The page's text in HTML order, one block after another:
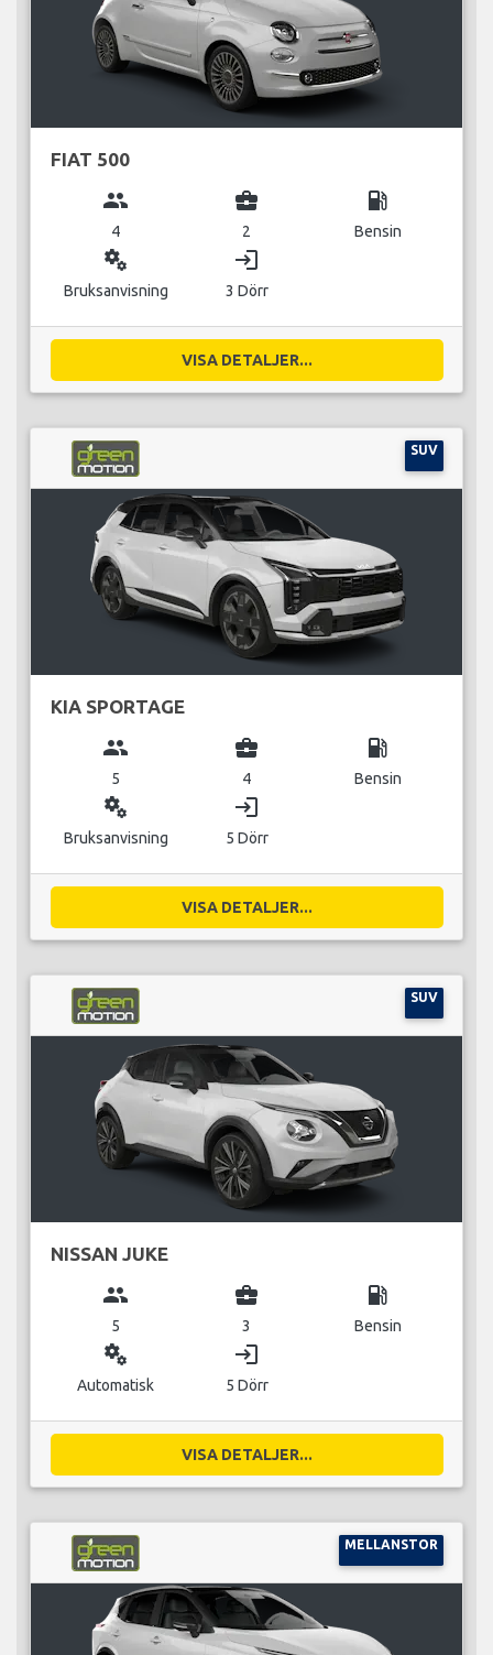
FIAT 500
group
4
business_center
2
local_gas_station
Bensin
miscellaneous_services
Bruksanvisning
login
3 Dörr
VISA DETALJER...
SUV
KIA SPORTAGE
group
5
business_center
4
local_gas_station
Bensin
miscellaneous_services
Bruksanvisning
login
5 Dörr
VISA DETALJER...
SUV
NISSAN JUKE
group
5
business_center
3
local_gas_station
Bensin
miscellaneous_services
Automatisk
login
5 Dörr
VISA DETALJER...
MELLANSTOR